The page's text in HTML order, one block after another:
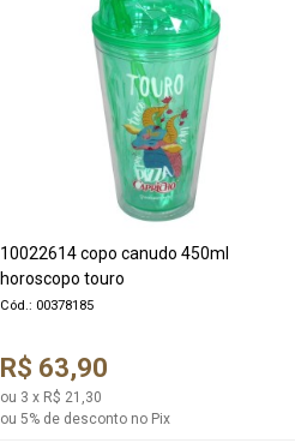
10022614 copo canudo 450ml
horoscopo touro
Cód.: 00378185
R$ 63,90
ou 3 x R$ 21,30
ou 5% de desconto no Pix